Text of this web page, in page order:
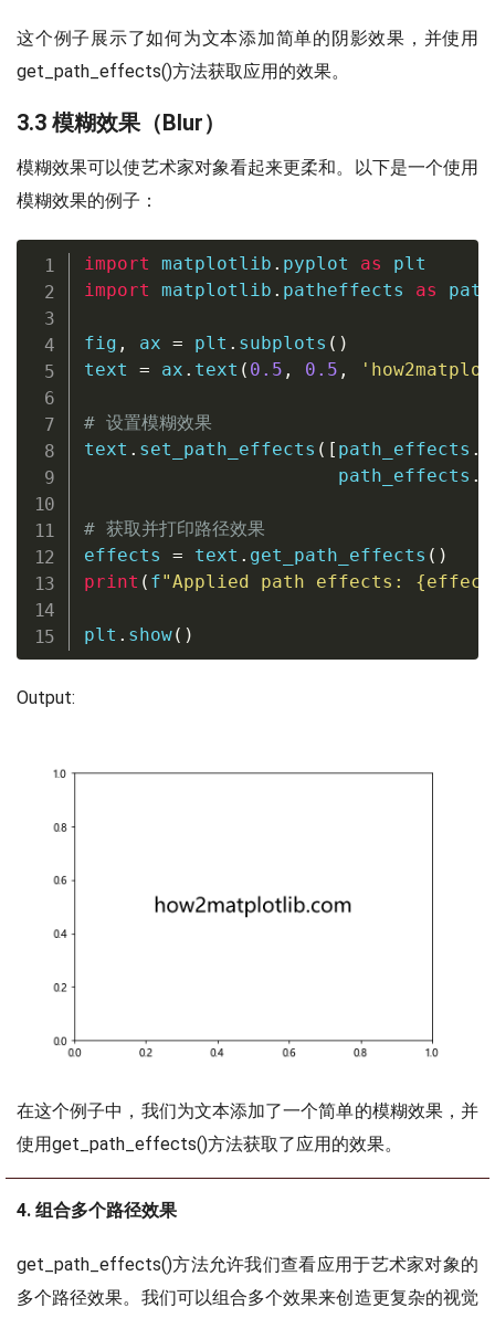
这个例子展示了如何为文本添加简单的阴影效果，并使用
get_path_effects()方法获取应用的效果。
3.3 模糊效果（Blur）
模糊效果可以使艺术家对象看起来更柔和。以下是一个使用
模糊效果的例子：
import matplotlib . pyplot as
import matplotlib . patheffects as
fig , ax = plt . subplots ( )
text = ax . text ( 0.5 , 0.5 ,
# 设置模糊效果
text . set_path_effects ( [ path_effects .
                       path_effects
.
# 获取并打印路径效果
effects = text . get_path_effects ( )
print ( f"Applied path effects: {
plt . show( )
Output:
在这个例子中，我们为文本添加了一个简单的模糊效果，并
使用get_path_effects()方法获取了应用的效果。
4. 组合多个路径效果
get_path_effects()方法允许我们查看应用于艺术家对象的
多个路径效果。我们可以组合多个效果来创造更复杂的视觉